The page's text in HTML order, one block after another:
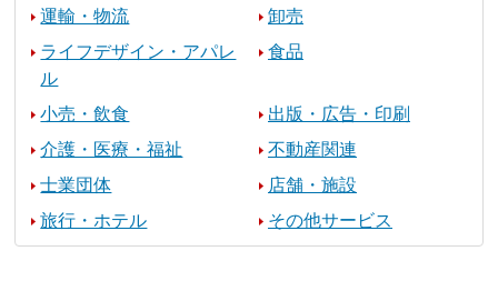
運輸・物流
卸売
ライフデザイン・アパレ
ル
食品
小売・飲食
出版・広告・印刷
介護・医療・福祉
不動産関連
士業団体
店舗・施設
旅行・ホテル
その他サービス